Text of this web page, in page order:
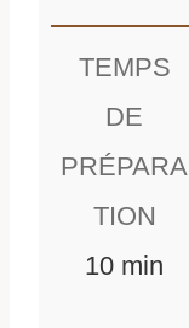
TEMPS
DE
PRÉPARA
TION
10mmin